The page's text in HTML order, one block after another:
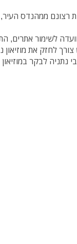
רצונם ממהנדס
לשימור אתרים,
לחזק את מוזיאון
נתניה לבקר